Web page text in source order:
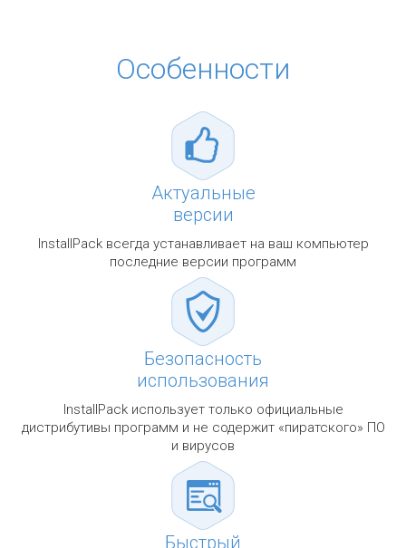
Особенности
Актуальные
версии
InstallPack всегда устанавливает на ваш компьютер
последние версии программ
Безопасность
использования
InstallPack использует только официальные
дистрибутивы программ и не содержит «пиратского» ПО
и вирусов
Быстрый